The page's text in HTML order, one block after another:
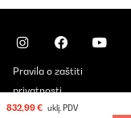
832,99 € uklj. PDV
Pravila o zaštiti
privatnosti